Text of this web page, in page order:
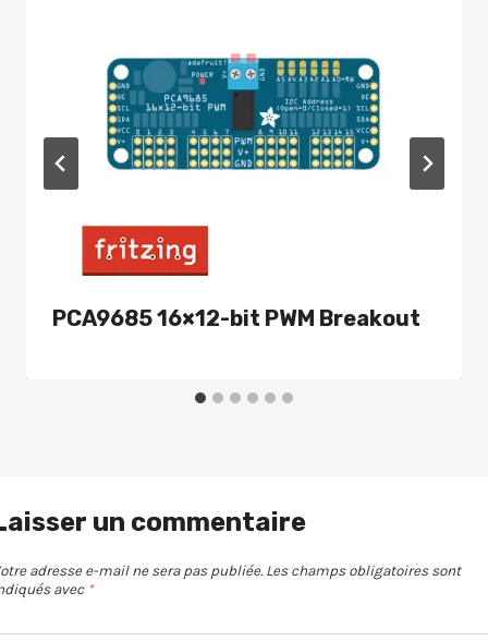
PCA9685 16×12-bit PWM Breakout
un commentaire
adresse e-mail ne sera pas publiée. Les champs obligatoires sont
avec *